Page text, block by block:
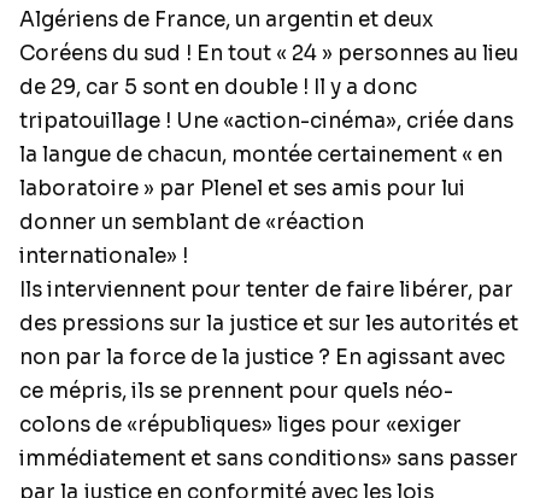
Algériens de France, un argentin et deux
Coréens du sud ! En tout « 24 » personnes au lieu
de 29, car 5 sont en double ! Il y a donc
tripatouillage ! Une «action-cinéma», criée dans
la langue de chacun, montée certainement « en
laboratoire » par Plenel et ses amis pour lui
donner un semblant de «réaction
internationale» !
Ils interviennent pour tenter de faire libérer, par
des pressions sur la justice et sur les autorités et
non par la force de la justice ? En agissant avec
ce mépris, ils se prennent pour quels néo-
colons de «républiques» liges pour «exiger
immédiatement et sans conditions» sans passer
par la justice en conformité avec les lois